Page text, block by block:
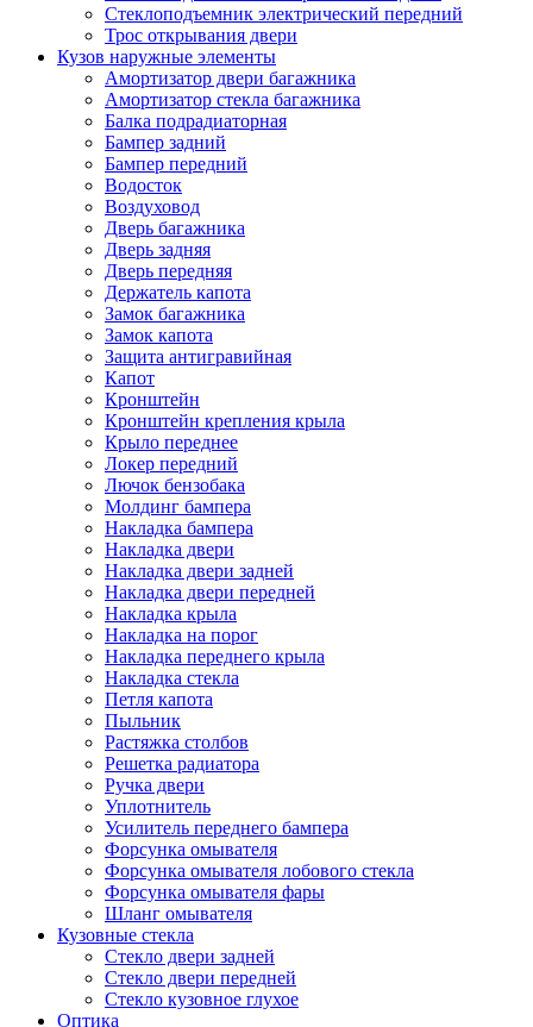
Стеклоподъемник электрический передний
Трос открывания двери
Кузов наружные элементы
Амортизатор двери багажника
Амортизатор стекла багажника
Балка подрадиаторная
Бампер задний
Бампер передний
Водосток
Воздуховод
Дверь багажника
Дверь задняя
Дверь передняя
Держатель капота
Замок багажника
Замок капота
Защита антигравийная
Капот
Кронштейн
Кронштейн крепления крыла
Крыло переднее
Локер передний
Лючок бензобака
Молдинг бампера
Накладка бампера
Накладка двери
Накладка двери задней
Накладка двери передней
Накладка крыла
Накладка на порог
Накладка переднего крыла
Накладка стекла
Петля капота
Пыльник
Растяжка столбов
Решетка радиатора
Ручка двери
Уплотнитель
Усилитель переднего бампера
Форсунка омывателя
Форсунка омывателя лобового стекла
Форсунка омывателя фары
Шланг омывателя
Кузовные стекла
Стекло двери задней
Стекло двери передней
Стекло кузовное глухое
Оптика